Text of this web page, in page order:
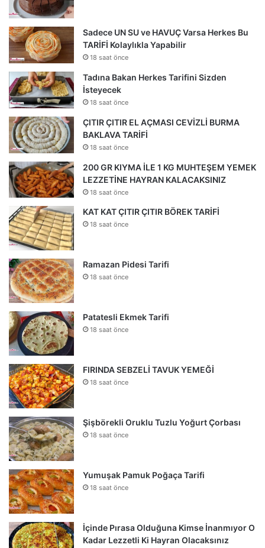
Sadece UN SU ve HAVUÇ Varsa Herkes Bu
TARİFİ Kolaylıkla Yapabilir
18 saat önce
Tadına Bakan Herkes Tarifini Sizden
İsteyecek
18 saat önce
ÇITIR ÇITIR EL AÇMASI CEVİZLİ BURMA
BAKLAVA TARİFİ
18 saat önce
200 GR KIYMA İLE 1 KG MUHTEŞEM YEMEK
LEZZETİNE HAYRAN KALACAKSINIZ
18 saat önce
KAT KAT ÇITIR ÇITIR BÖREK TARİFİ
18 saat önce
Ramazan Pidesi Tarifi
18 saat önce
Patatesli Ekmek Tarifi
18 saat önce
FIRINDA SEBZELİ TAVUK YEMEĞİ
18 saat önce
Şişbörekli Oruklu Tuzlu Yoğurt Çorbası
18 saat önce
Yumuşak Pamuk Poğaça Tarifi
18 saat önce
İçinde Pırasa Olduğuna Kimse İnanmıyor O
Kadar Lezzetli Ki Hayran Olacaksınız